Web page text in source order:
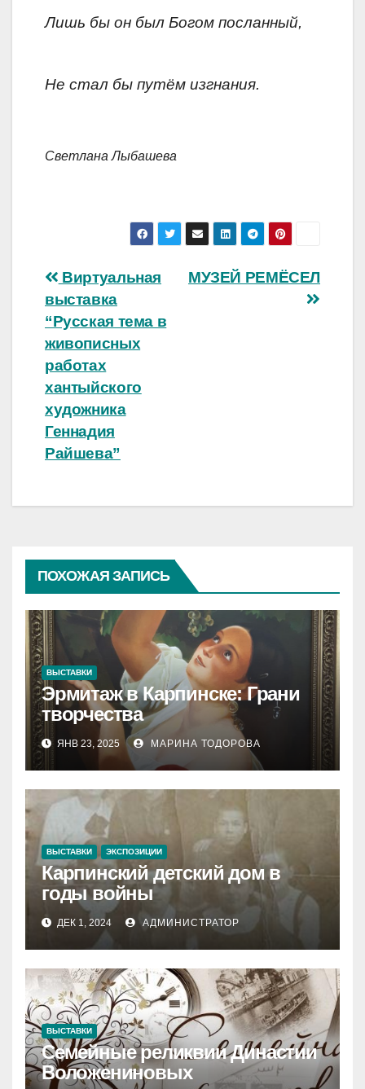
Лишь бы он был Богом посланный,
Не стал бы путём изгнания.
Светлана Лыбашева
Навигация
по
записям
МУЗЕЙ РЕМЁСЕЛ
Виртуальная
выставка
“Русская тема в
живописных
работах
хантыйского
художника
Геннадия
Райшева”
ПОХОЖАЯ ЗАПИСЬ
ВЫСТАВКИ
Эрмитаж в Карпинске: Грани
творчества
ЯНВ 23, 2025 МАРИНА ТОДОРОВА
ВЫСТАВКИ ЭКСПОЗИЦИИ
Карпинский детский дом в
годы войны
ДЕК 1, 2024 АДМИНИСТРАТОР
ВЫСТАВКИ
Семейные реликвии Династии
Воложениновых